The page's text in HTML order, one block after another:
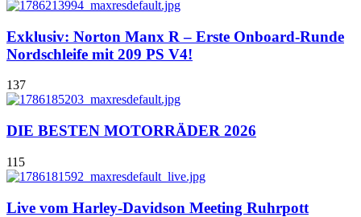
Exklusiv: Norton Manx R – Erste Onboard-Runde
Nordschleife mit 209 PS V4!
137
DIE BESTEN MOTORRÄDER 2026
115
Live vom Harley-Davidson Meeting Ruhrpott